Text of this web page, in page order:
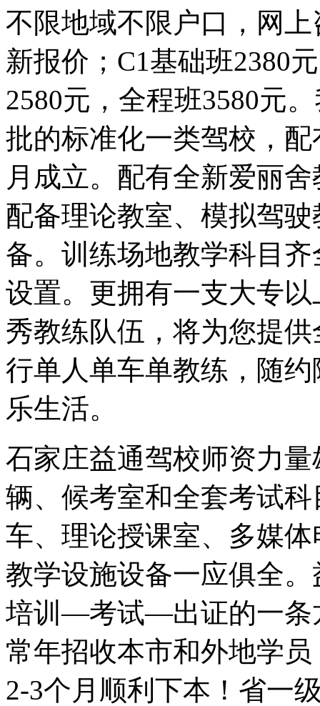
不限地域不限户口，网上
新报价；C1基础班2380
2580元，全程班3580元
批的标准化一类驾校，
月成立。配有全新爱丽
配备理论教室、模拟驾
备。训练场地教学科目
设置。更拥有一支大专
秀教练队伍，将为您提
行单人单车单教练，随
乐生活。
石家庄益通驾校师资力
辆、候考室和全套考试
车、理论授课室、多媒
教学设施设备一应俱全
培训—考试—出证的一条
常年招收本市和外地学
2-3个月顺利下本！省一